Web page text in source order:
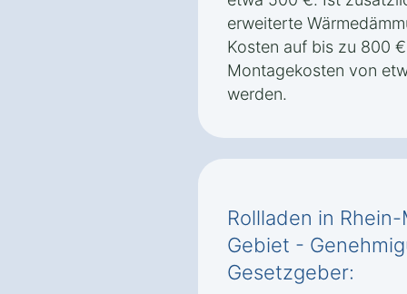
erweiterte
Kosten auf bis zu 800
Montagekosten von
werden.
Rollladen in
Gebiet‎ -
Gesetzgeber: